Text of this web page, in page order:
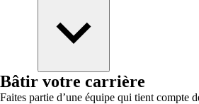
Bâtir votre carrière
Faites partie d’une équipe qui tient compte